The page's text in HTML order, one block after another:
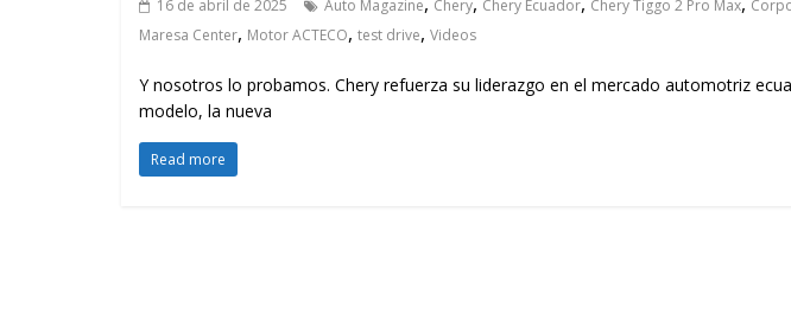
16 de abril de 2025 Auto Magazine Chery Chery Ecuador Chery Tiggo 2 Pro Max
Maresa Center, Motor ACTECO, test drive, Videos
Y nosotros lo probamos. Chery refuerza su liderazgo en el mercado automotriz
modelo, la nueva
Read more